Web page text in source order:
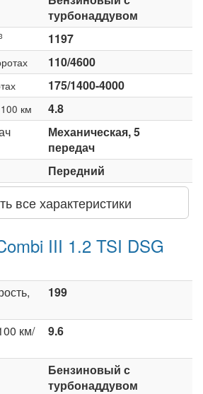
турбонаддувом
1197
110/4600
175/1400-4000
км
4.8
Механическая, 5
передач
Передний
все характеристики
III 1.2 TSI DSG
199
км/
9.6
Бензиновый с
турбонаддувом